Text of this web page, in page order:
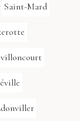
Saint-Mard